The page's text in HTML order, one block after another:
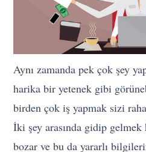
Aynı zamanda pek çok şey
harika bir yetenek gibi
birden çok iş yapmak sizi
İki şey arasında gidip gelmek
bozar ve bu da yararlı